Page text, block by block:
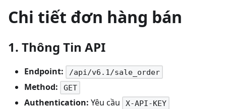
Chi tiết đơn hàng bán
1. Thông Tin API
Endpoint: /api/v6.1/sale_order
Method: GET
Authentication: Yêu cầu X-API-KEY